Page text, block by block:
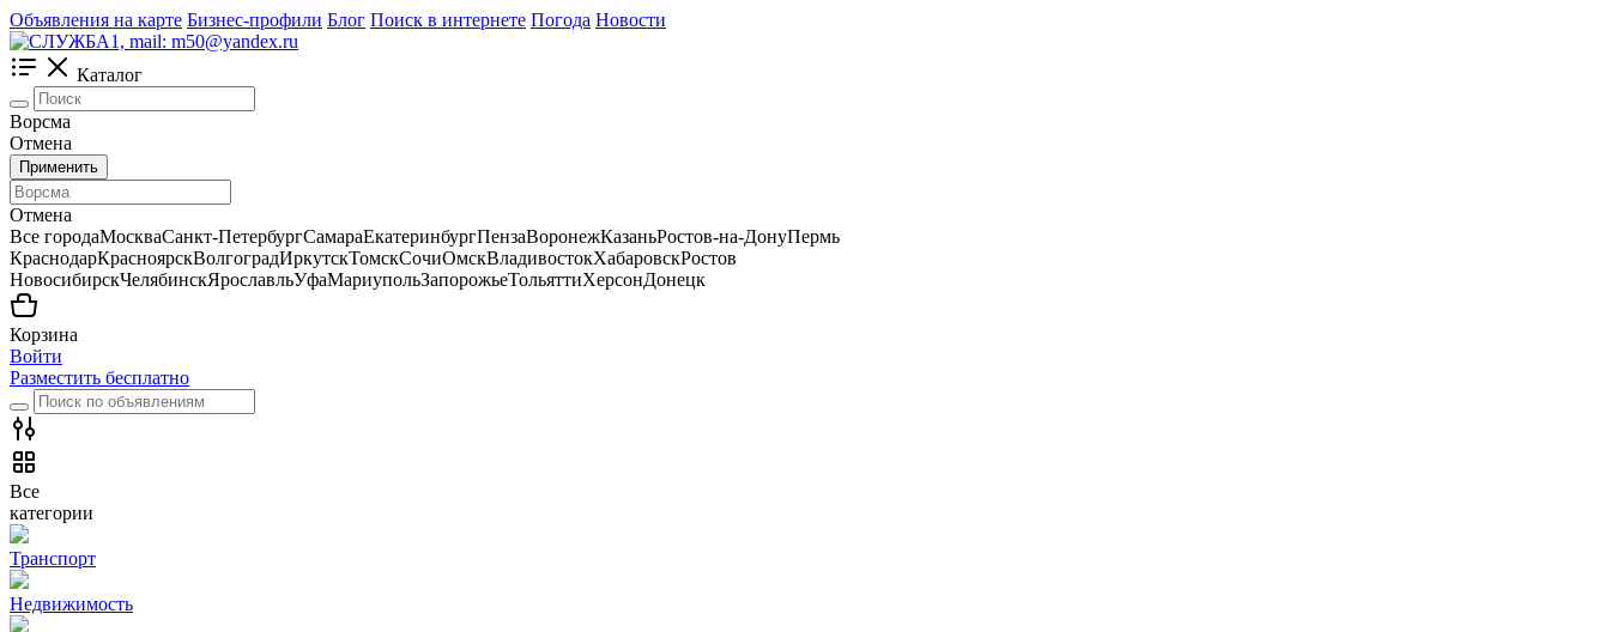
Объявления на карте Бизнес-профили Блог Поиск в интернете Погода Новости
Каталог
Ворсма
Отмена
Применить
Отмена
Все городаМоскваСанкт-ПетербургСамараЕкатеринбургПензаВоронежКазаньРостов-на-ДонуПермь
КраснодарКрасноярскВолгоградИркутскТомскСочиОмскВладивостокХабаровскРостов
НовосибирскЧелябинскЯрославльУфаМариупольЗапорожьеТольяттиХерсонДонецк
Корзина
Войти
Разместить бесплатно
Все
категории
Транспорт
Недвижимость